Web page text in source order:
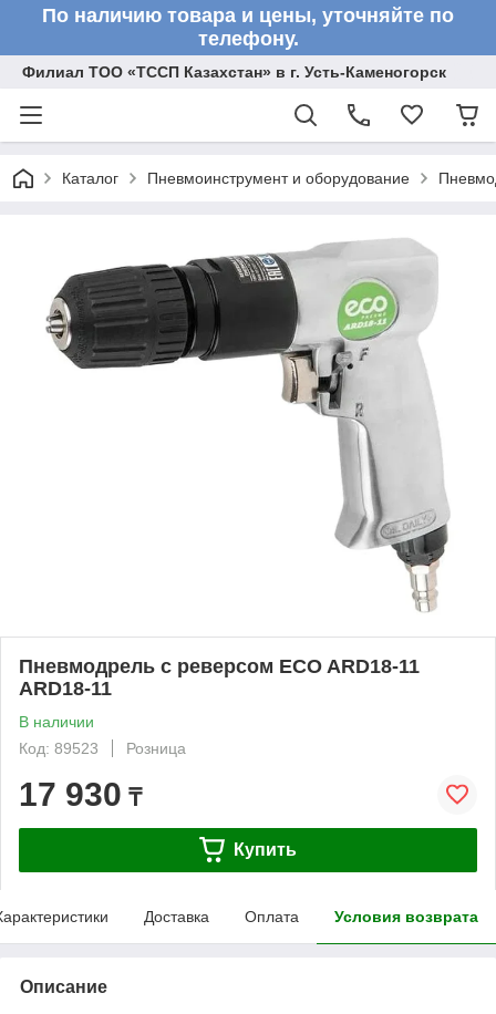
По наличию товара и цены, уточняйте по
телефону.
Филиал ТОО «ТССП Казахстан» в г. Усть-Каменогорск
Каталог Пневмоинструмент и оборудование
Пневмодрель с реверсом ECO ARD18-11
ARD18-11
В наличии
Код: 89523
Розница
17 930 ₸
Купить
Доставка Оплата Условия возврата
Описание